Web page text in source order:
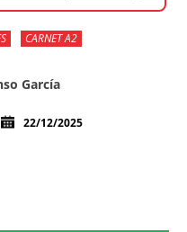
CARNET A2
García
22/12/2025